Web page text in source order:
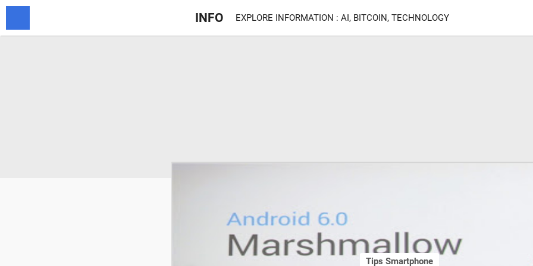
INFO EXPLORE INFORMATION : AI, BITCOIN, TECHNOLOGY
Tips Smartphone